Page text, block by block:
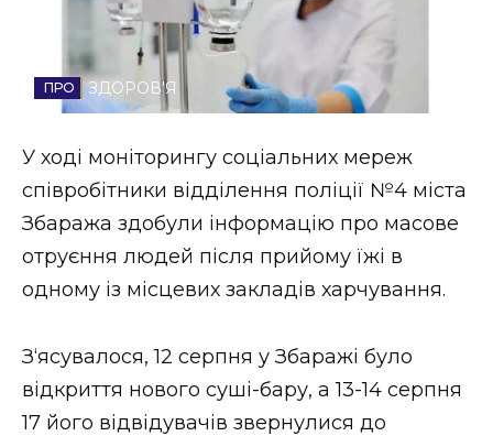
Стиль життя
Втрачений Ужгород (відеоверсія)
ЗАКАРПАТСЬКІ НОВИНИ
НОВИНИ ЗАХІДНОЇ УКРАЇНИ
ЗДОРОВ'Я
У ході моніторингу соціальних мереж
співробітники відділення поліції №4 міста
Збаража здобули інформацію про масове
отруєння людей після прийому їжі в
одному із місцевих закладів харчування.
З‘ясувалося, 12 серпня у Збаражі було
відкриття нового суші-бару, а 13-14 серпня
17 його відвідувачів звернулися до